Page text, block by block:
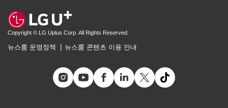
Copyright © LG Uplus Corp. All Rights Reserved.
뉴스룸 운영정책 뉴스룸 콘텐츠 이용 안내